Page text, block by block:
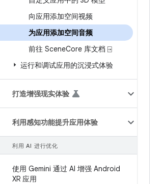
向应用添加空间视频
为应用添加空间音频
前往 SceneCore 库文档 ⍈
运行和调试应用的沉浸式体验
打造增强现实体验
利用感知功能提升应用体验
利用 AI 进行优化
使用 Gemini 通过 AI 增强 Android
XR 应用